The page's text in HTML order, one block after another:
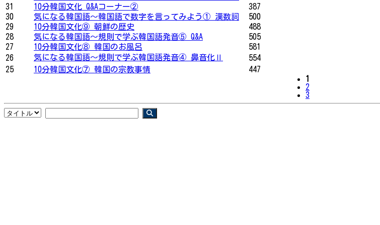
31
10分韓国文化 Q&Aコーナー②
387
30
気になる韓国語〜韓国語で数字を言ってみよう① 漢数詞
500
29
10分韓国文化⑨ 朝鮮の歴史
488
28
気になる韓国語〜規則で学ぶ韓国語発音⑤ Q&A
505
27
10分韓国文化⑧ 韓国のお風呂
581
26
気になる韓国語〜規則で学ぶ韓国語発音④ 鼻音化Ⅱ
554
25
10分韓国文化⑦ 韓国の宗教事情
447
1
2
3